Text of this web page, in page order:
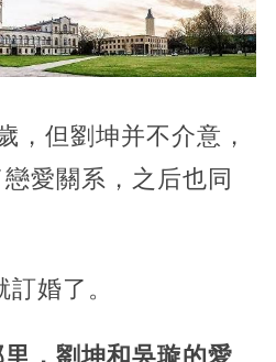
，但劉坤并不介意，
愛關系，之后也同
婚了。
，劉坤和吳璇的愛